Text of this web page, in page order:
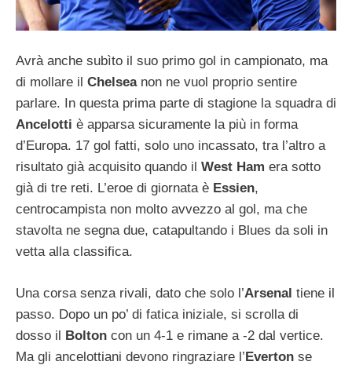
Avrà anche subìto il suo primo gol in campionato, ma
di mollare il Chelsea non ne vuol proprio sentire
parlare. In questa prima parte di stagione la squadra di
Ancelotti è apparsa sicuramente la più in forma
d’Europa. 17 gol fatti, solo uno incassato, tra l’altro a
risultato già acquisito quando il West Ham era sotto
già di tre reti. L’eroe di giornata è Essien,
centrocampista non molto avvezzo al gol, ma che
stavolta ne segna due, catapultando i Blues da soli in
vetta alla classifica.
Una corsa senza rivali, dato che solo l’Arsenal tiene il
passo. Dopo un po’ di fatica iniziale, si scrolla di
dosso il Bolton con un 4-1 e rimane a -2 dal vertice.
Ma gli ancelottiani devono ringraziare l’Everton se